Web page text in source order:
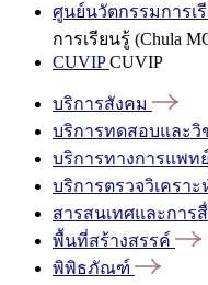
ศูนย์นวัตกรรมการเรี
การเรียนรู้ (Chula
CUVIPCUVIP
บริการสังคม
บริการทดสอบและวิ
บริการทางการแพทย์
บริการตรวจวิเครา
สารสนเทศและการ
พื้นที่สร้างสรรค์
พิพิธภัณฑ์